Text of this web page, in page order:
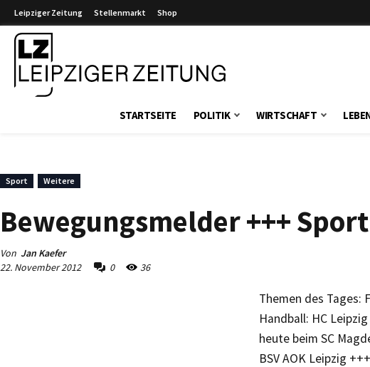
Leipziger Zeitung Stellenmarkt Shop
STARTSEITE POLITIK WIRTSCHAFT
Sport Weitere
Bewegungsmelder +++
Von Jan Kaefer
22. November 2012
0 36
Themen des Tages:
Handball: HC
heute beim SC
BSV AOK Leipzig